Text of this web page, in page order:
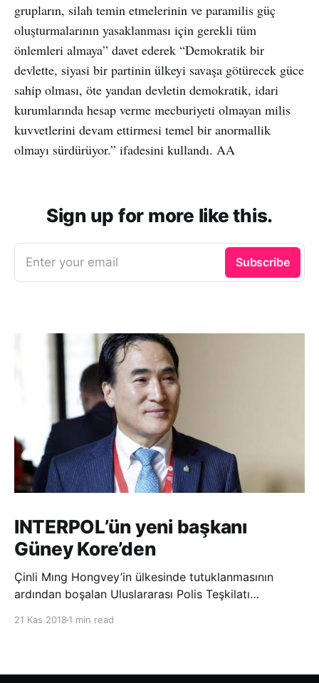
grupların, silah temin etmelerinin ve paramilis güç
oluşturmalarının yasaklanması için gerekli tüm
önlemleri almaya” davet ederek “Demokratik bir
devlette, siyasi bir partinin ülkeyi savaşa götürecek güce
sahip olması, öte yandan devletin demokratik, idari
kurumlarında hesap verme mecburiyeti olmayan milis
kuvvetlerini devam ettirmesi temel bir anormallik
olmayı sürdürüyor.” ifadesini kullandı. AA
Sign up for more like this.
Enter your email Subscribe
INTERPOL’ün yeni başkanı
Güney Kore’den
Çinli Mıng Hongvey’in ülkesinde tutuklanmasının
ardından boşalan Uluslararası Polis Teşkilatı
21 Kas 2018 1 min read